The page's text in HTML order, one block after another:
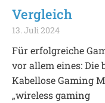
Vergleich
13. Juli 2024
Für erfolgreiche
vor allem eines: Die
Kabellose Gaming
„wireless gaming